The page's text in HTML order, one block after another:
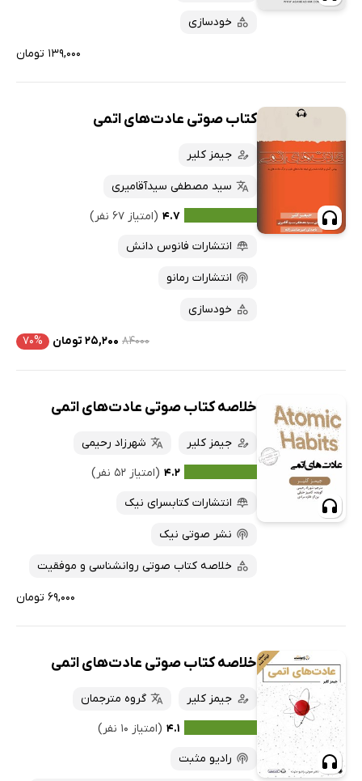
خودسازی
۱۳۹,۰۰۰ تومان
کتاب صوتی عادت‌های اتمی
جیمز کلیر
سید مصطفی سیدآقامیری
۴.۷ (امتیاز ۶۷ نفر)
انتشارات فانوس دانش
انتشارات رمانو
خودسازی
۸۴۰۰۰ ۲۵,۲۰۰ تومان ۷۰%
خلاصه کتاب صوتی عادت‌های اتمی
جیمز کلیر
شهرزاد رحیمی
۴.۲ (امتیاز ۵۲ نفر)
انتشارات کتابسرای نیک
نشر صوتی نیک
خلاصه کتاب صوتی روانشناسی و موفقیت
۶۹,۰۰۰ تومان
خلاصه کتاب صوتی عادت‌های اتمی
جیمز کلیر
گروه مترجمان
۴.۱ (امتیاز ۱۰ نفر)
رادیو مثبت